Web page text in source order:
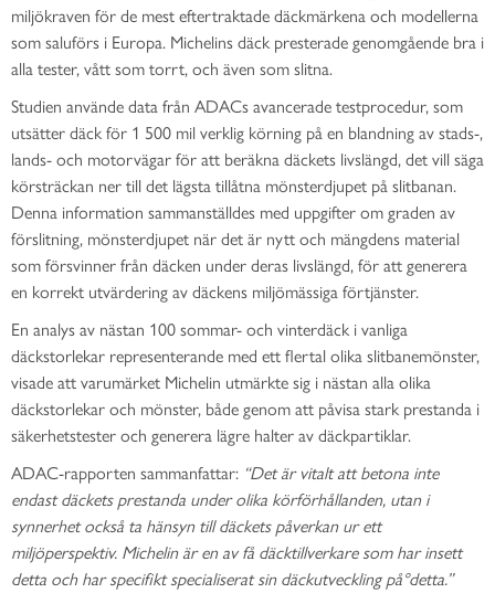
miljökraven förde mest eftertraktade däckmärkena och modellerna
som saluförs i Europa. Michelins däck presterade genomgående bra i
alla tester, våttsom torrt, och även som slitna.
Studien använde data från ADACs avancerade testprocedur, som
utsätter däck för 1 500 mil verklig körning på en blandning av stads-,
lands- och motorvägar föratt beräkna däckets livslängd, det vill säga
körsträckan ner till det lägsta tillåtna mönsterdjupet påslitbanan.
Denna information sammanställdes med uppgifter om graden av
förslitning, mönsterdjupet närdet är nytt och mängdens material
som försvinner från däcken under deras livslängd, föratt generera
en korrekt utvärdering av däckens miljömässiga förtjänster.
En analys av nästan 100 sommar- och vinterdäck i vanliga
däckstorlekar representerande med ett flertal olika slitbanemönster,
visade att varumärket Michelin utmärkte sig i nästan alla olika
däckstorlekar och mönster, både genom att påvisa stark prestanda i
säkerhetstester och generera lägre halter av däckpartiklar.
ADAC-rapporten sammanfattar: “Det ärvitalt att betona inte
endast däckets prestanda under olika körförhållanden, utan i
synnerhet också ta hänsyn till däckets påverkan ur ett
miljöperspektiv. Michelin ären av få däcktillverkare som har insett
detta och har specifikt specialiserat sin däckutveckling på°detta.”